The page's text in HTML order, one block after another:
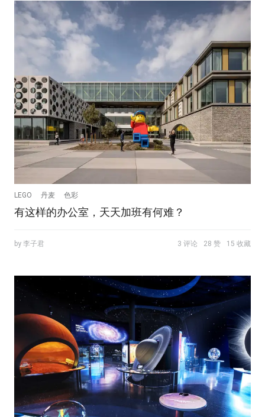
LEGO 丹麦 色彩
有这样的办公室，天天加班有何难？
by 李子君 3 评论 28 赞 15 收藏